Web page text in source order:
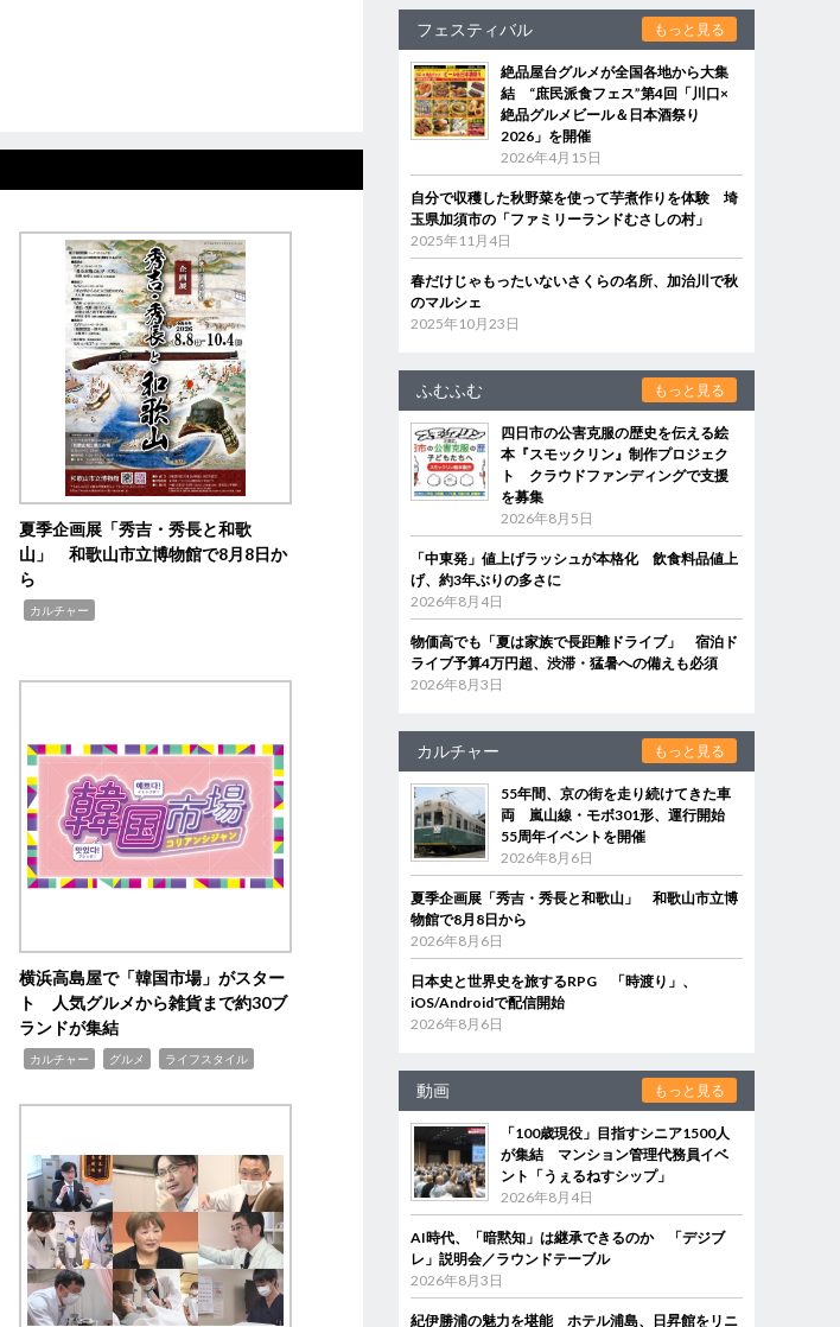
夏季企画展「秀吉・秀長と和歌
山」 和歌山市立博物館で8月8日か
ら
カルチャー
横浜高島屋で「韓国市場」がスター
ト 人気グルメから雑貨まで約30ブ
ランドが集結
カルチャー グルメ ライフスタイル
フェスティバル もっと見る
絶品屋台グルメが全国各地から大集
結 “庶民派食フェス”第4回「川口×
絶品グルメビール＆日本酒祭り
2026」を開催
2026年4月15日
自分で収穫した秋野菜を使って芋煮作りを体験 埼
玉県加須市の「ファミリーランドむさしの村」
2025年11月4日
春だけじゃもったいないさくらの名所、加治川で秋
のマルシェ
2025年10月23日
ふむふむ もっと見る
四日市の公害克服の歴史を伝える絵
本『スモックリン』制作プロジェク
ト クラウドファンディングで支援
を募集
2026年8月5日
「中東発」値上げラッシュが本格化 飲食料品値上
げ、約3年ぶりの多さに
2026年8月4日
物価高でも「夏は家族で長距離ドライブ」 宿泊ド
ライブ予算4万円超、渋滞・猛暑への備えも必須
2026年8月3日
カルチャー もっと見る
55年間、京の街を走り続けてきた車
両 嵐山線・モボ301形、運行開始
55周年イベントを開催
2026年8月6日
夏季企画展「秀吉・秀長と和歌山」 和歌山市立博
物館で8月8日から
2026年8月6日
日本史と世界史を旅するRPG 「時渡り」、
iOS/Androidで配信開始
2026年8月6日
動画 もっと見る
「100歳現役」目指すシニア1500人
が集結 マンション管理代務員イベ
ント「うぇるねすシップ」
2026年8月4日
AI時代、「暗黙知」は継承できるのか 「デジブ
レ」説明会／ラウンドテーブル
2026年8月3日
紀伊勝浦の魅力を堪能 ホテル浦島、日昇館をリニ